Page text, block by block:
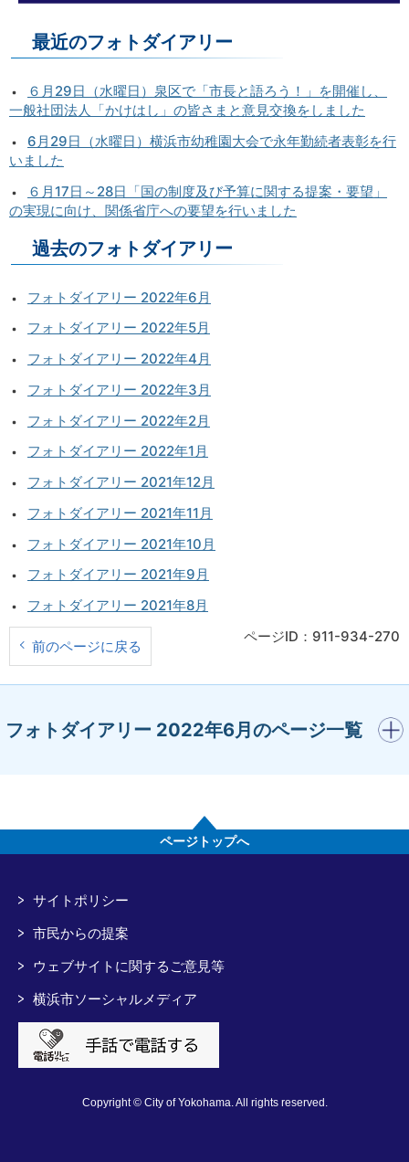
最近のフォトダイアリー
６月29日（水曜日）泉区で「市長と語ろう！」を開催し、
一般社団法人「かけはし」の皆さまと意見交換をしました
6月29日（水曜日）横浜市幼稚園大会で永年勤続者表彰を行
いました
６月17日～28日「国の制度及び予算に関する提案・要望」
の実現に向け、関係省庁への要望を行いました
過去のフォトダイアリー
フォトダイアリー 2022年6月
フォトダイアリー 2022年5月
フォトダイアリー 2022年4月
フォトダイアリー 2022年3月
フォトダイアリー 2022年2月
フォトダイアリー 2022年1月
フォトダイアリー 2021年12月
フォトダイアリー 2021年11月
フォトダイアリー 2021年10月
フォトダイアリー 2021年9月
フォトダイアリー 2021年8月
前のページに戻る
ページID：911-934-270
フォトダイアリー 2022年6月のページ一覧
開く
ページトップへ
サイトポリシー
市民からの提案
ウェブサイトに関するご意見等
横浜市ソーシャルメディア
Copyright © City of Yokohama. All rights reserved.